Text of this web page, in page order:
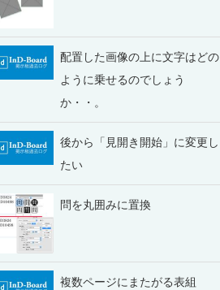
配置した画像の上に文字はどの
ように乗せるのでしょう
か・・。
後から「見開き開始」に変更し
たい
問を丸囲みに置換
複数ページにまたがる表組